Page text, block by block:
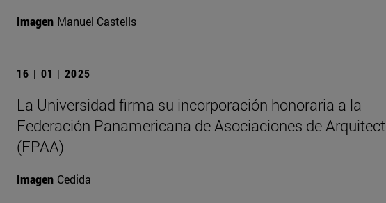
Imagen Manuel Castells
16 | 01 | 2025
La Universidad firma su incorporación honoraria a la
Federación Panamericana de Asociaciones de
(FPAA)
Imagen Cedida